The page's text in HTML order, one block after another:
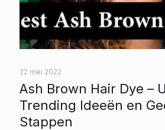
22 mei 2022
Ash Brown Hair Dye –
Trending Ideeën en
Stappen